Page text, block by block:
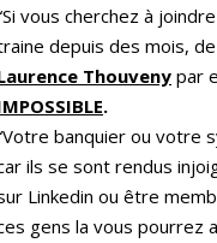
vous cherchez à
depuis des mois,
Thouveny par
.
banquier ou votre
ils se sont rendus
Linkedin ou être
gens la vous pourrez